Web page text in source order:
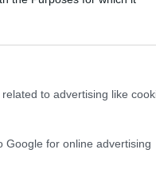
to advertising like
Google for online advertising